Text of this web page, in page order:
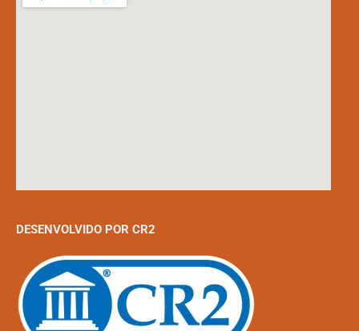
DESENVOLVIDO POR CR2